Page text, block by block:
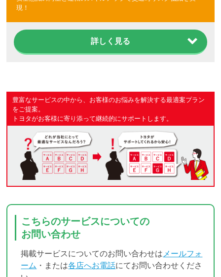
現！
詳しく見る
豊富なサービスの中から、お客様のお悩みを解決する最適案プラン
をご提案。
トヨタがお客様に寄り添って継続的にサポートします。
こちらのサービスについての
お問い合わせ
掲載サービスについてのお問い合わせは メールフォ
ーム ・または各店へお電話にてお問い合わせくださ